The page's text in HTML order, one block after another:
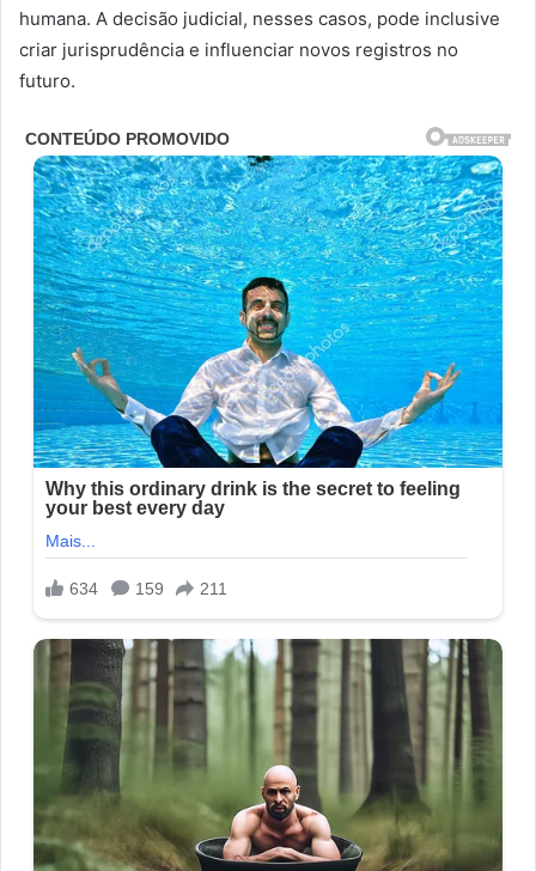
humana. A decisão judicial, nesses casos, pode inclusive
criar jurisprudência e influenciar novos registros no
futuro.